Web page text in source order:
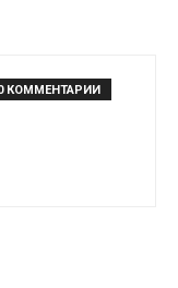
КОММЕНТАРИИ